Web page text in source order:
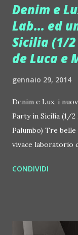
Denim e
Lab... ed
Sicilia (1/
de Luca e
gennaio 29, 2014
Denim e Lux, i
Party in Sicilia (1/2
Palumbo) Tre
vivace laboratorio
all'estate 2014
personalità.
CONDIVIDI